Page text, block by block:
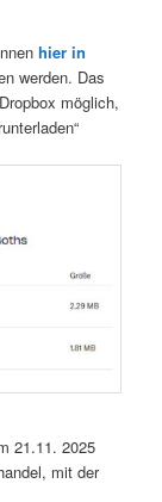
hier in
werden. Das
möglich,
21.11. 2025
mit der